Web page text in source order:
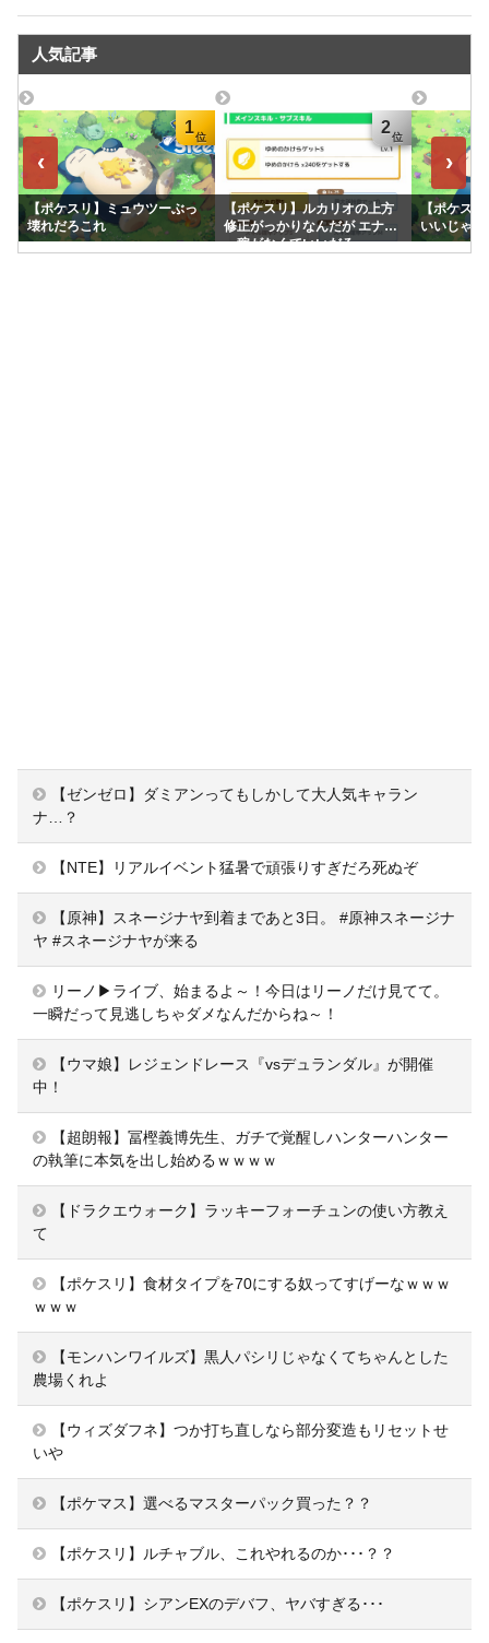
人気記事
‹
1
【ポケスリ】ミュウツーぶっ
壊れだろこれ
2
【ポケスリ】ルカリオの上方
修正がっかりなんだが エナジ
ー稼がなくていいだろ
【ポケス
いいじゃん
›
【ゼンゼロ】ダミアンってもしかして大人気キャラン
ナ…？
【NTE】リアルイベント猛暑で頑張りすぎだろ死ぬぞ
【原神】スネージナヤ到着まであと3日。 #原神スネージナ
ヤ #スネージナヤが来る
リーノ▶ライブ、始まるよ～！今日はリーノだけ見てて。
一瞬だって見逃しちゃダメなんだからね～！
【ウマ娘】レジェンドレース『vsデュランダル』が開催
中！
【超朗報】冨樫義博先生、ガチで覚醒しハンターハンター
の執筆に本気を出し始めるｗｗｗｗ
【ドラクエウォーク】ラッキーフォーチュンの使い方教え
て
【ポケスリ】食材タイプを70にする奴ってすげーなｗｗｗ
ｗｗｗ
【モンハンワイルズ】黒人パシリじゃなくてちゃんとした
農場くれよ
【ウィズダフネ】つか打ち直しなら部分変造もリセットせ
いや
【ポケマス】選べるマスターパック買った？？
【ポケスリ】ルチャブル、これやれるのか･･･？？
【ポケスリ】シアンEXのデバフ、ヤバすぎる･･･